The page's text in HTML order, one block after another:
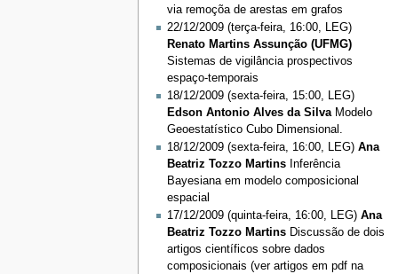
via remoçõa de arestas em grafos
22/12/2009 (terça-feira, 16:00, LEG)
Renato Martins Assunção (UFMG)
Sistemas de vigilância prospectivos
espaço-temporais
18/12/2009 (sexta-feira, 15:00, LEG)
Edson Antonio Alves da SilvaModelo
Geoestatístico Cubo Dimensional.
18/12/2009 (sexta-feira, 16:00, LEG) Ana
Beatriz Tozzo MartinsInferência
Bayesiana em modelo composicional
espacial
17/12/2009 (quinta-feira, 16:00, LEG) Ana
Beatriz Tozzo MartinsDiscussão de dois
artigos científicos sobre dados
composicionais (ver artigos em pdf na